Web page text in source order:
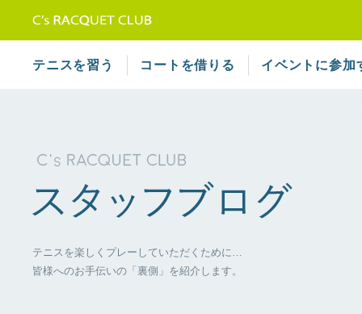
テニスを習う コートを借りる イベントに参加
テニスを楽しくプレーしていただくために…
皆様へのお手伝いの「裏側」を紹介します。